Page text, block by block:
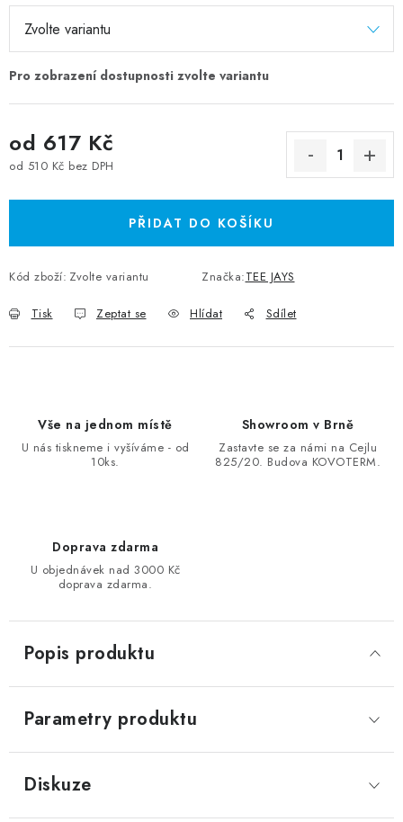
od 617 Kč
od 510 Kč bez DPH
PŘIDAT DO KOŠÍKU
Kód zboží: Zvolte variantu Značka:TEE JAYS
Tisk Zeptat se Hlídat Sdílet
Vše na jednom místě
U nás tiskneme i vyšíváme - od
10ks.
Showroom v Brně
Zastavte se za námi na Cejlu
825/20. Budova KOVOTERM.
Doprava zdarma
U objednávek nad 3000 Kč
doprava zdarma.
Popis produktu
Parametry produktu
Diskuze